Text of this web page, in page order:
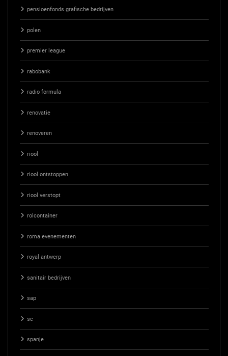
pensioenfonds grafische bedrijven
polen
premier league
rabobank
radio formula
renovatie
renoveren
riool
riool ontstoppen
riool verstopt
rolcontainer
roma evenementen
royal antwerp
sanitair bedrijven
sap
sc
spanje